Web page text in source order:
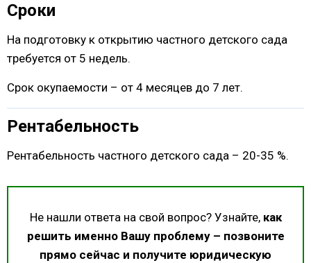
Сроки
На подготовку к открытию частного детского сада
требуется от 5 недель.
Срок окупаемости – от 4 месяцев до 7 лет.
Рентабельность
Рентабельность частного детского сада – 20-35 %.
Не нашли ответа на свой вопрос? Узнайте, как
решить именно Вашу проблему – позвоните
прямо сейчас и получите юридическую